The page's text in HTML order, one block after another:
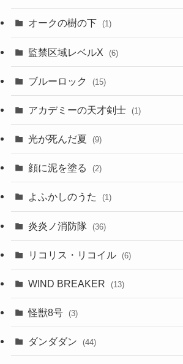
オークの樹の下 (1)
監禁区域レベルX (6)
ブルーロック (15)
アカデミーの天才剣士 (1)
光が死んだ夏 (9)
顔に泥を塗る (2)
よふかしのうた (1)
炎炎ノ消防隊 (36)
リコリス・リコイル (6)
WIND BREAKER (13)
怪獣8号 (3)
ダンダダン (44)